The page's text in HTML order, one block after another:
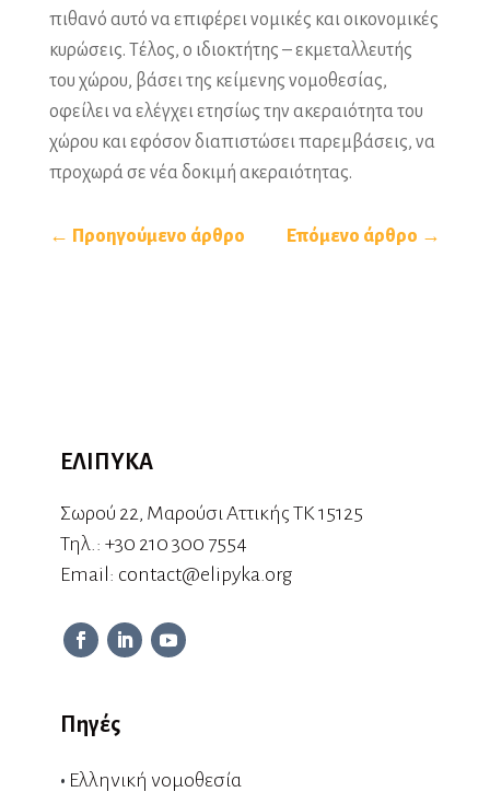
πιθανό αυτό να επιφέρει νομικές και οικονομικές
κυρώσεις. Τέλος, ο ιδιοκτήτης – εκμεταλλευτής
του χώρου, βάσει της κείμενης νομοθεσίας,
οφείλει να ελέγχει ετησίως την ακεραιότητα του
χώρου και εφόσον διαπιστώσει παρεμβάσεις, να
προχωρά σε νέα δοκιμή ακεραιότητας.
← Προηγούμενο άρθρο Επόμενο άρθρο →
ΕΛΙΠΥΚΑ
Σωρού 22, Μαρούσι Αττικής ΤΚ 15125
Τηλ.: +30 210 300 7554
Εmail: contact@elipyka.org
Πηγές
• Ελληνική νομοθεσία